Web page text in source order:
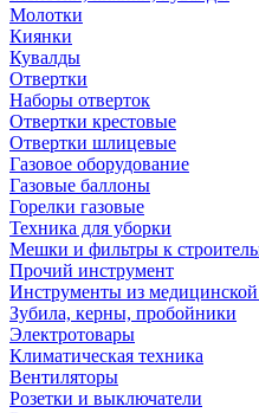
Молотки
Киянки
Кувалды
Отвертки
Наборы отверток
Отвертки крестовые
Отвертки шлицевые
Газовое оборудование
Газовые баллоны
Горелки газовые
Техника для уборки
Мешки и фильтры к
Прочий инструмент
Инструменты из медицинской
Зубила, керны, пробойники
Электротовары
Климатическая техника
Вентиляторы
Розетки и выключатели